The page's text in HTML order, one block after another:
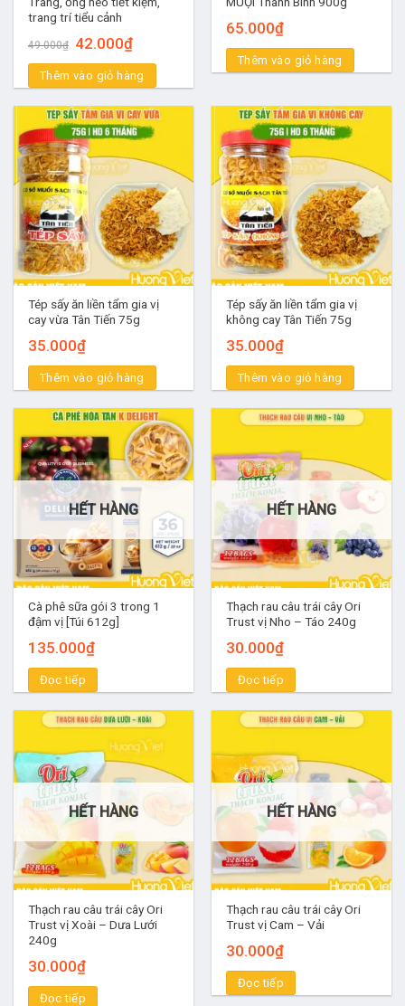
trang trí tiểu cảnh
49.000₫
Giá
gốc
là:
49.000₫.
42.000₫Giá
hiện
tại
là:
42.000₫.
Thêm vào giỏ hàng
65.000₫
Thêm vào giỏ hàng
Tép sấy ăn liền tẩm gia vị
cay vừa Tân Tiến 75g
35.000₫
Thêm vào giỏ hàng
Tép sấy ăn liền tẩm gia vị
không cay Tân Tiến 75g
35.000₫
Thêm vào giỏ hàng
HẾT HÀNG
Cà phê sữa gói 3 trong 1
đậm vị [Túi 612g]
135.000₫
Đọc tiếp
HẾT HÀNG
Thạch rau câu trái cây Ori
Trust vị Nho – Táo 240g
30.000₫
Đọc tiếp
HẾT HÀNG
Thạch rau câu trái cây Ori
Trust vị Xoài – Dưa Lưới
240g
30.000₫
Đọc tiếp
HẾT HÀNG
Thạch rau câu trái cây Ori
Trust vị Cam – Vải
30.000₫
Đọc tiếp